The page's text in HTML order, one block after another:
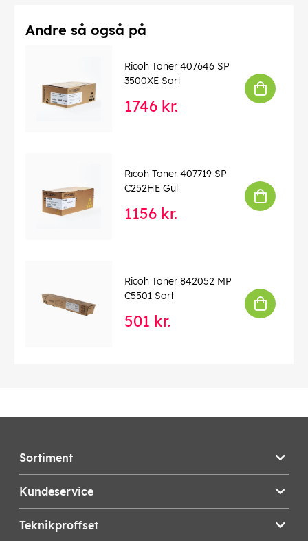
Andre så også på
Ricoh Toner 407646 SP
3500XE Sort
1746 kr.
Ricoh Toner 407719 SP
C252HE Gul
1156 kr.
Ricoh Toner 842052 MP
C5501 Sort
501 kr.
Sortiment
Kundeservice
Teknikproffset